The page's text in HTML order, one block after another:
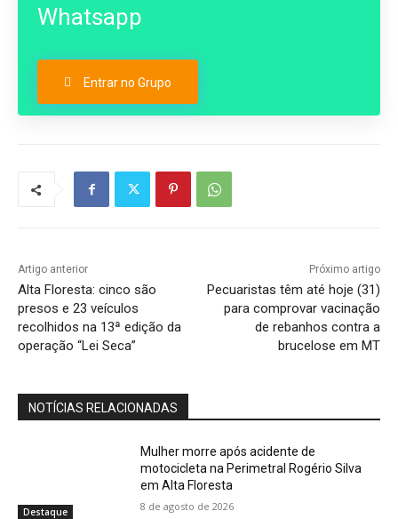
Whatsapp
Entrar no Grupo
Artigo anterior
Alta Floresta: cinco são
presos e 23 veículos
recolhidos na 13ª edição da
operação “Lei Seca”
Próximo artigo
Pecuaristas têm até hoje (31)
para comprovar vacinação
de rebanhos contra a
brucelose em MT
NOTÍCIAS RELACIONADAS
Destaque
Mulher morre após acidente de
motocicleta na Perimetral Rogério Silva
em Alta Floresta
8 de agosto de 2026